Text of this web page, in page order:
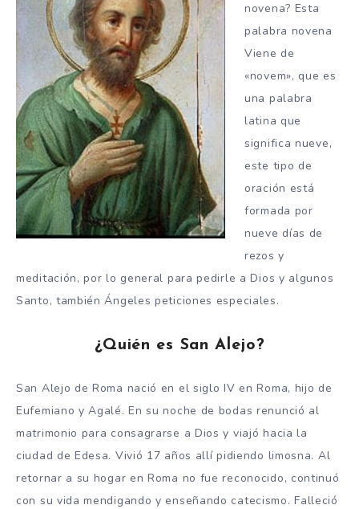
novena? Esta
palabra novena
Viene de
«novem», que es
una palabra
latina que
significa nueve,
este tipo de
oración está
formada por
nueve días de
rezos y
meditación, por lo general para pedirle a Dios y algunos
Santo, también Ángeles peticiones especiales.
¿Quién es San Alejo?
San Alejo de Roma nació en el siglo IV en Roma, hijo de
Eufemiano y Agalé. En su noche de bodas renunció al
matrimonio para consagrarse a Dios y viajó hacia la
ciudad de Edesa. Vivió 17 años allí pidiendo limosna. Al
retornar a su hogar en Roma no fue reconocido, continuó
con su vida mendigando y enseñando catecismo. Falleció